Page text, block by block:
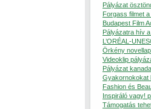
Pályázat
Forgass filmet a
Budapest Film
Pályázatra hív
L’ORÉAL-
Örkény
Videoklip
Pályázat
Gyakornokokat
Fashion és
Inspiráló vagy!
Támogatás